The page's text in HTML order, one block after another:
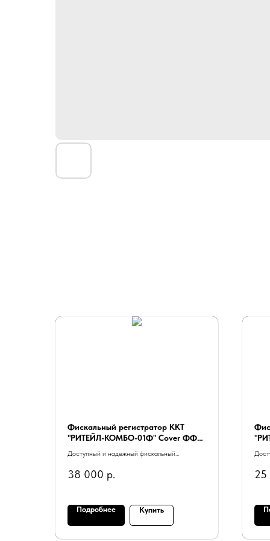
Фискальный регистратор ККТ
"РИТЕЙЛ-КОМБО-01Ф" Cover ФФД
Доступный и надежный фискальный
небольших торговых предприятий.
38 000 р.
Подробнее Купить
25